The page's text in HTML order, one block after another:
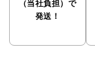
（当社負担）で
発送！